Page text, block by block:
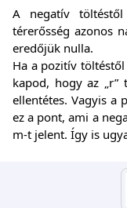
A negatív
térerősség azonos
eredőjük nulla.
Ha a pozitív
kapod, hogy az
ellentétes. Vagyis a
ez a pont, ami a
m-t jelent. Így is